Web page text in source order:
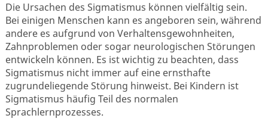
Die Ursachen des Sigmatismus können vielfältig sein.
Bei einigen Menschen kann es angeboren sein, während
andere es aufgrund von Verhaltensgewohnheiten,
Zahnproblemen oder sogar neurologischen Störungen
entwickeln können. Es ist wichtig zu beachten, dass
Sigmatismus nicht immer auf eine ernsthafte
zugrundeliegende Störung hinweist. Bei Kindern ist
Sigmatismus häufig Teil des normalen
Sprachlernprozesses.